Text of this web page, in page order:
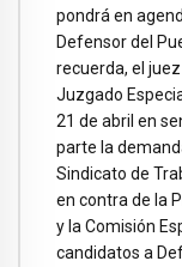
pondrá en
Defensor del
recuerda, el
Juzgado
21 de abril en
parte la
Sindicato de
en contra de la
y la Comisión
candidatos a